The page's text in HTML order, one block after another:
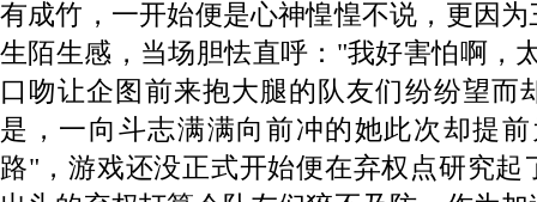
有成竹，一开始便是心神惶惶不说，更因
生陌生感，当场胆怯直呼："我好害怕啊，
口吻让企图前来抱大腿的队友们纷纷望而
是，一向斗志满满向前冲的她此次却提
路"，游戏还没正式开始便在弃权点研究起